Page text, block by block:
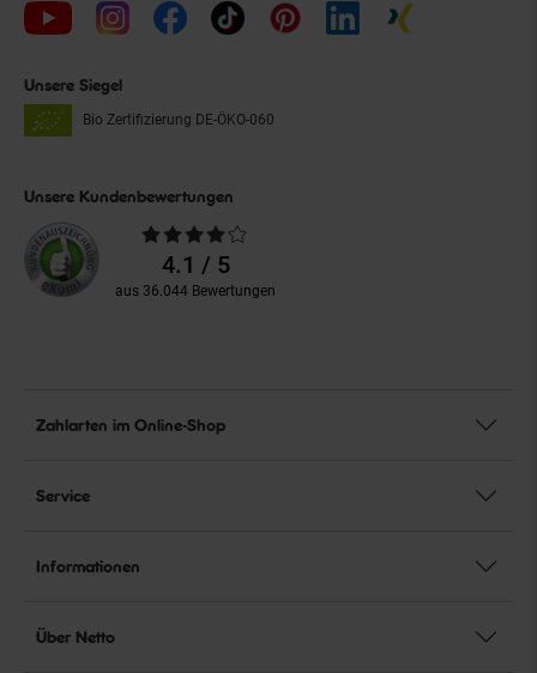
Unsere Siegel
Bio Zertifizierung DE-ÖKO-060
Unsere Kundenbewertungen
Durchschnittliche
Bewertungen4.1 / 5
aus 36.044 Bewertungen
Zahlarten im Online-Shop
Service
Informationen
Über Netto